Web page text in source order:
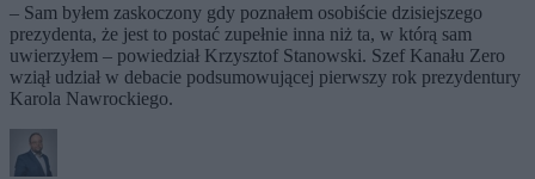
– Sam byłem zaskoczony gdy poznałem osobiście dzisiejszego
prezydenta, że jest to postać zupełnie inna niż ta, w którą sam
uwierzyłem – powiedział Krzysztof Stanowski. Szef Kanału Zero
wziął udział w debacie podsumowującej pierwszy rok prezydentury
Karola Nawrockiego.